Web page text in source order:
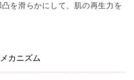
を滑らかにして、肌の再生力を
カニズム